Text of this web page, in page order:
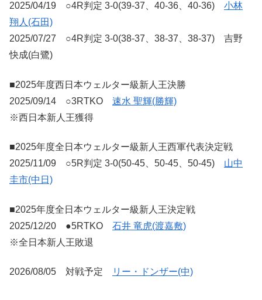
2025/04/19 ○4R判定 3-0(39-37、40-36、40-36) 小林
翔人(石田)
2025/07/27 ○4R判定 3-0(38-37、38-37、38-37) 吉野
快成(白鷺)
■2025年度西日本ウェルター級新人王決勝
2025/09/14 ○3RTKO 速水 聖輝(勝輝)
※西日本新人王獲得
■2025年度全日本ウェルター級新人王西軍代表決定戦
2025/11/09 ○5R判定 3-0(50-45、50-45、50-45) 山中
圭市(中日)
■2025年度全日本ウェルター級新人王決定戦
2025/12/20 ●5RTKO 石井 竜虎(渡嘉敷)
※全日本新人王敗退
2026/08/05 対戦予定 リー・ドンザー(中)